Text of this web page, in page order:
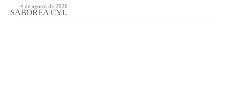
4 de agosto de 2026
SABOREA CYL